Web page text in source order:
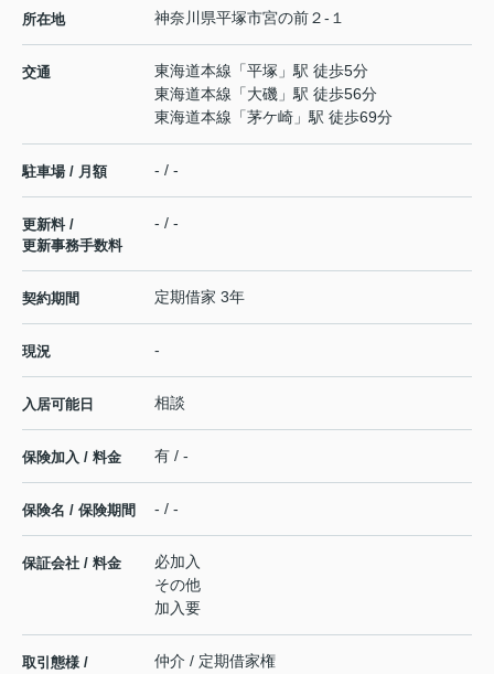
所在地 神奈川県平塚市宮の前２-１
交通 東海道本線 「平塚 」駅 徒歩5分
東海道本線 「大磯 」駅 徒歩56分
東海道本線 「茅ケ崎 」駅 徒歩69分
駐車場 / 月額 - / -
更新料 /
更新事務手数料
- / -
契約期間 定期借家 3年
現況 -
入居可能日 相談
保険加入 / 料金 有 / -
保険名 / 保険期間 - / -
保証会社 / 料金
必加入
その他
加入要
取引態様 /
仲介 / 定期借家権